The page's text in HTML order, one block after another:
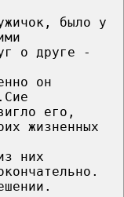
было у
о друге -
он
его,
жизненных
них